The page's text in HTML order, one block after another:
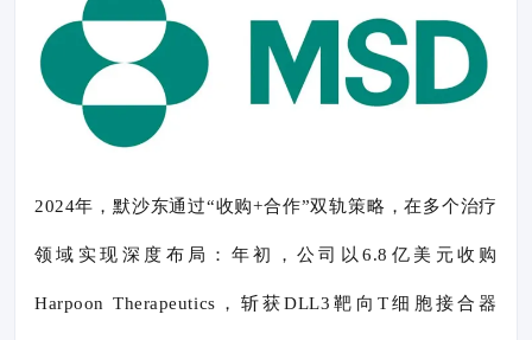
2024年，默沙东通过“收购+合作”双轨策略，在多个治疗
领域实现深度布局：年初，公司以6.8亿美元收购
Harpoon Therapeutics，斩获DLL3靶向T细胞接合器